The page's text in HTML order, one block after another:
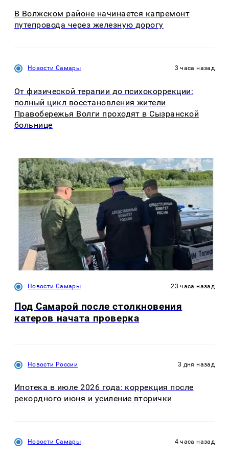
В Волжском районе начинается капремонт
путепровода через железную дорогу
Новости Самары 3 часа назад
От физической терапии до психокоррекции:
полный цикл восстановления жители
Правобережья Волги проходят в Сызранской
больнице
Новости Самары 23 часа назад
Под Самарой после столкновения
катеров начата проверка
Новости России 3 дня назад
Ипотека в июле 2026 года: коррекция после
рекордного июня и усиление вторички
Новости Самары 4 часа назад